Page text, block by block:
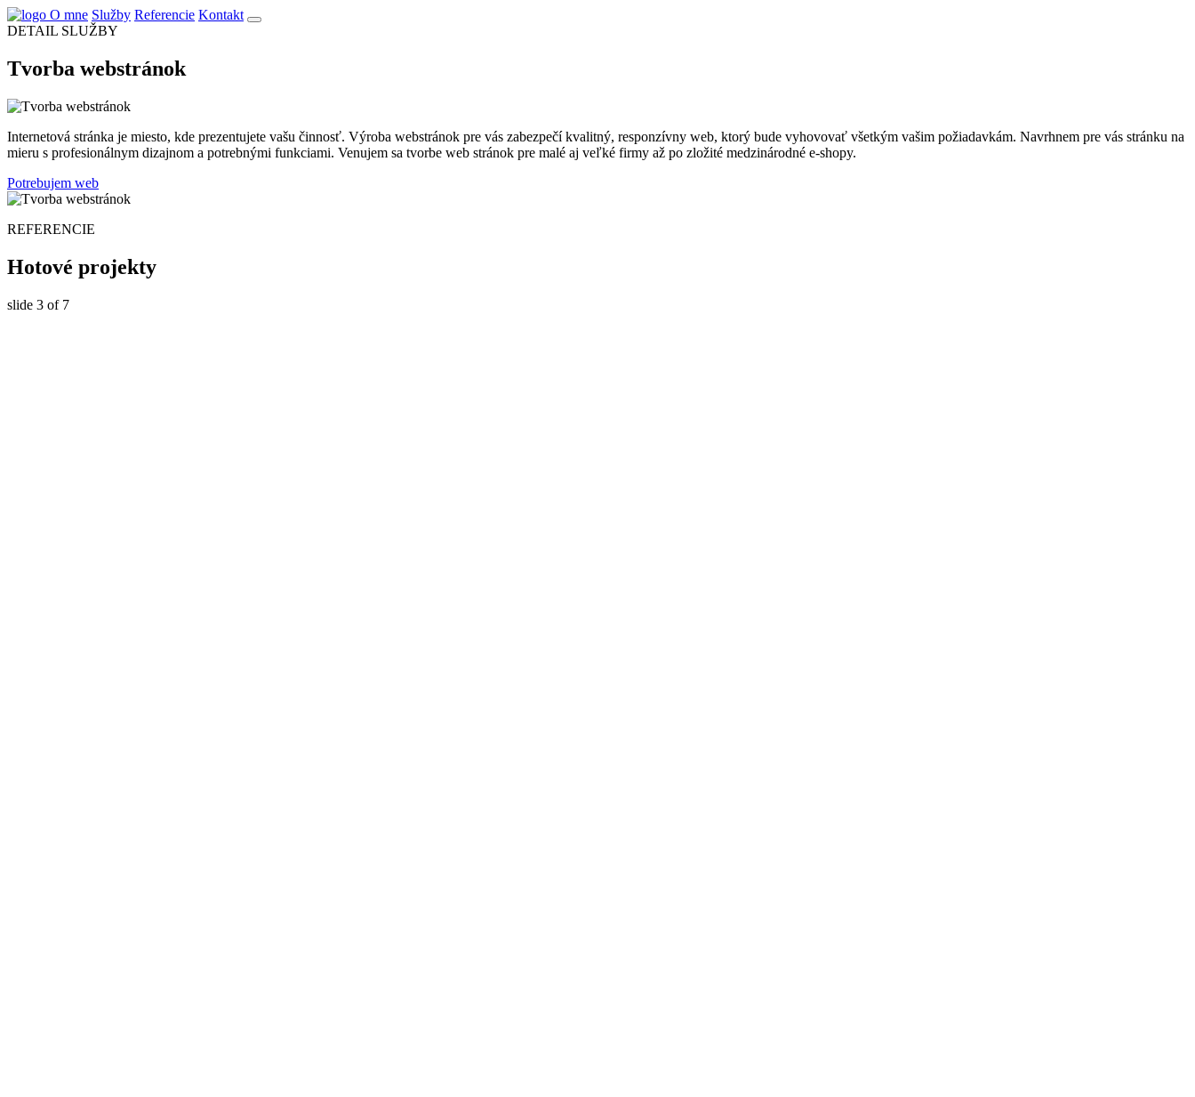
O mne Služby Referencie Kontakt
DETAIL SLUŽBY
Tvorba webstránok
Internetová stránka je miesto, kde prezentujete vašu činnosť. Výroba webstránok pre vás zabezpečí kvalitný, responzívny web, ktorý bude vyhovovať všetkým vašim požiadavkám. Navrhnem pre vás stránku na
mieru s profesionálnym dizajnom a potrebnými funkciami. Venujem sa tvorbe web stránok pre malé aj veľké firmy až po zložité medzinárodné e-shopy.
Potrebujem web
REFERENCIE
Hotové projekty
slide 3 of 7